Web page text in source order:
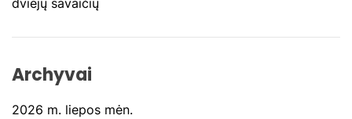
ų
dviejų savaičių
Archyvai
2026 m. liepos mėn.